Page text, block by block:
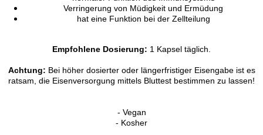
Verringerung von Müdigkeit und Ermüdung
hat eine Funktion bei der Zellteilung
Empfohlene Dosierung: 1 Kapsel täglich.
Achtung: Bei höher dosierter oder längerfristiger Eisengabe ist es
ratsam, die Eisenversorgung mittels Bluttest bestimmen zu lassen!
- Vegan
- Kosher